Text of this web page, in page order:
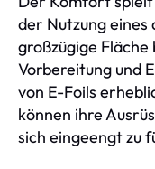
der Nutzung
großzügige
Vorbereitung und
von E-Foils
können ihre
sich eingeengt zu